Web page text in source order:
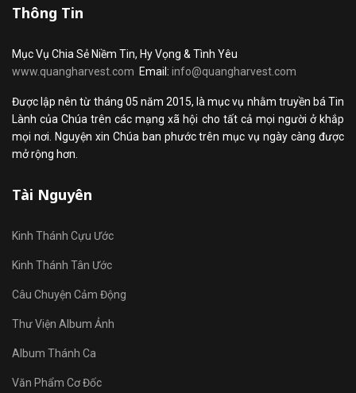
Thông Tin
Mục Vụ Chia Sẻ Niềm Tin, Hy Vọng & Tình Yêu
www.quangharvest.com Email: info@quangharvest.com
Được lập nên từ tháng 05 năm 2015, là mục vụ nhằm truyền bá Tin
Lành của Chúa trên các mạng xã hội cho tất cả mọi người ở khắp
mọi nơi. Nguyện xin Chúa ban phước trên mục vụ ngày càng được
mở rộng hơn.
Tài Nguyên
Kinh Thánh Cựu Ước
Kinh Thánh Tân Ước
Câu Chuyện Cảm Động
Thư Viện Album Ảnh
Album Thánh Ca
Văn Phẩm Cơ Đốc